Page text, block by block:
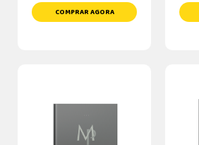
COMPRAR AGORA